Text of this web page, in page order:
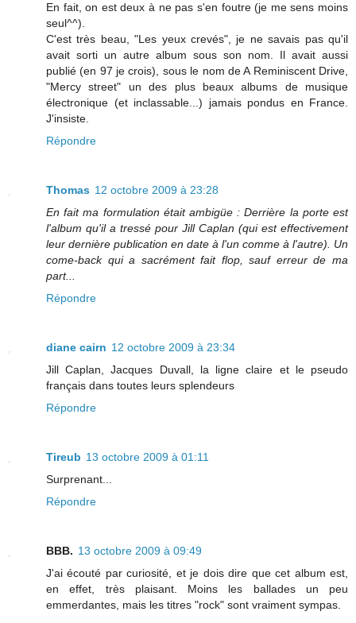
En fait, on est deux à ne pas s'en foutre (je me sens moins
seul^^).
C'est très beau, "Les yeux crevés", je ne savais pas qu'il
avait sorti un autre album sous son nom. Il avait aussi
publié (en 97 je crois), sous le nom de A Reminiscent Drive,
"Mercy street" un des plus beaux albums de musique
électronique (et inclassable...) jamais pondus en France.
J'insiste.
Répondre
Thomas 12 octobre 2009 à 23:28
En fait ma formulation était ambigüe : Derrière la porte est
l'album qu'il a tressé pour Jill Caplan (qui est effectivement
leur dernière publication en date à l'un comme à l'autre). Un
come-back qui a sacrément fait flop, sauf erreur de ma
part...
Répondre
diane cairn 12 octobre 2009 à 23:34
Jill Caplan, Jacques Duvall, la ligne claire et le pseudo
français dans toutes leurs splendeurs
Répondre
Tireub 13 octobre 2009 à 01:11
Surprenant...
Répondre
BBB. 13 octobre 2009 à 09:49
J'ai écouté par curiosité, et je dois dire que cet album est,
en effet, très plaisant. Moins les ballades un peu
emmerdantes, mais les titres "rock" sont vraiment sympas.